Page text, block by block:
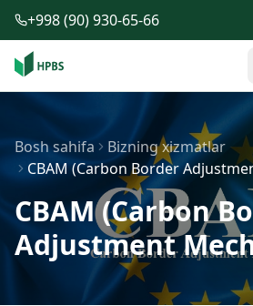
Tarkibga o'tish
+998 (90) 930-65-66
Bosh sahifa
Bizning xizmatlar
CBAM (Carbon Border
CBAM (Carbon
Adjustment